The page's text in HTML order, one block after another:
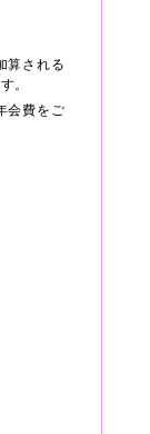
算される
。
会費をご